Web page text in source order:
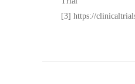
[3] https://